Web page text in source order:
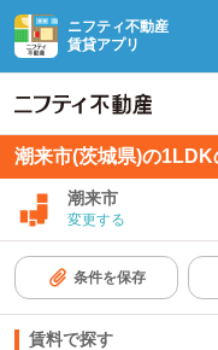
ニフティ不動産
賃貸アプリ
潮来市(茨城県)の
潮来市
変更する
条件を保存
賃料で探す